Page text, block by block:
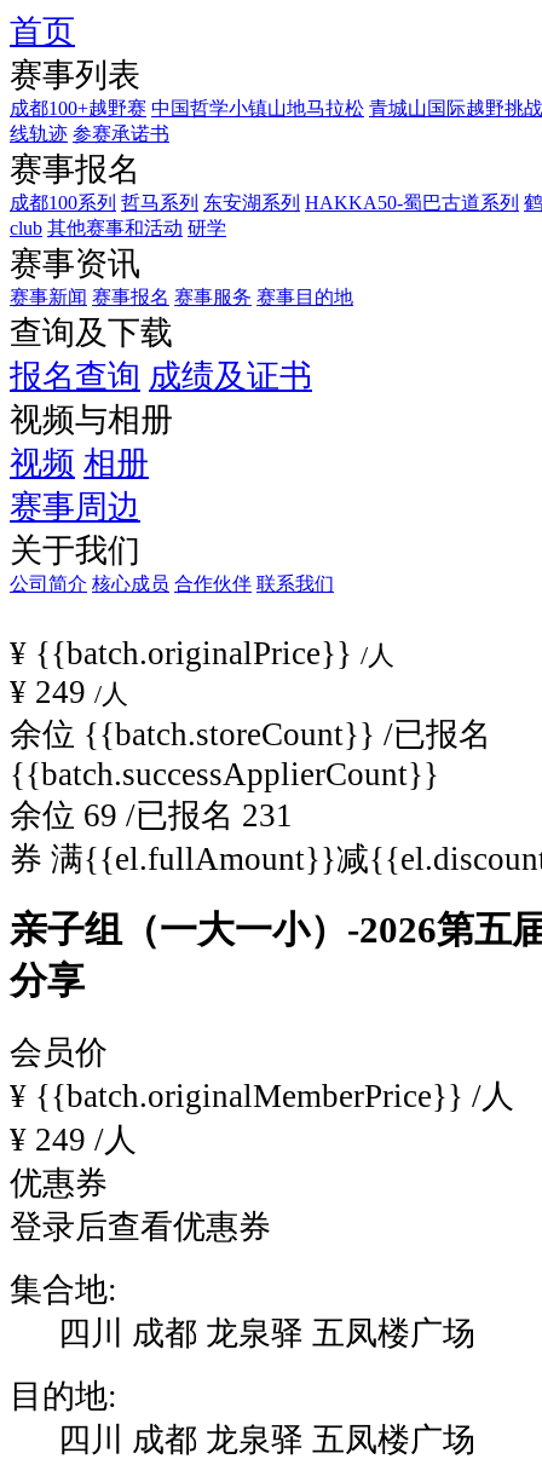
双
龙
竞
春
穿
越
桃
花
海
洋
都
市
绿
心
龙
泉
山
欢
跃
动
首页
赛事列表
成都100+越野赛 中国哲学小镇山地马拉松 青城山国际越野挑
线轨迹 参赛承诺书
赛事报名
成都100系列 哲马系列 东安湖系列 HAKKA50-蜀巴古道系列
club 其他赛事和活动 研学
赛事资讯
赛事新闻 赛事报名 赛事服务 赛事目的地
查询及下载
报名查询 成绩及证书
视频与相册
视频 相册
赛事周边
关于我们
公司简介 核心成员 合作伙伴 联系我们
¥ {{batch.originalPrice}} /人
¥ 249 /人
余位 {{batch.storeCount}} /已报名
{{batch.successApplierCount}}
余位 69 /已报名 231
券 满{{el.fullAmount}}减
亲子组（一大一小）-2026第五
分享
会员价
¥ {{batch.originalMemberPrice}} /人
¥ 249 /人
优惠券
登录后查看优惠券
集合地:
四川 成都 龙泉驿 五凤楼广场
目的地:
四川 成都 龙泉驿 五凤楼广场